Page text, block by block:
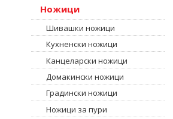
Ножици
Шивашки ножици
Кухненски ножици
Канцеларски ножици
Домакински ножици
Градински ножици
Ножици за пури